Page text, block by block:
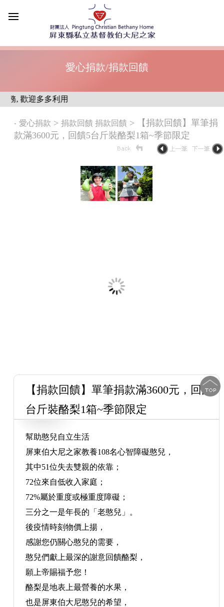
愛心捐款/捐款回饋
, 歡迎多多利用
‧ 愛心捐款 > 捐款回饋 捐款回饋> 【捐款回饋】單筆捐
款滿3600元，回饋5台斤裝酪梨1箱~季節限定
【捐款回饋】單筆捐款滿3600元，回饋5
台斤裝酪梨1箱~季節限定
幫助憨兒自立生活
屏東伯大尼之家教養108名心智障礙憨兒，
其中51位失去雙親的依靠；
72位來自低收入家庭；
72%屬於重度或極重度障礙；
三分之一是年長的「老憨兒」。
後疫情時刻物價上揚，
感謝您仍關心憨兒的需要，
憨兒們獻上最深的謝意回饋酪梨，
願上帝賜福予您！
酪梨是地表上最營養的水果，
也是屏東伯大尼憨兒的希望，